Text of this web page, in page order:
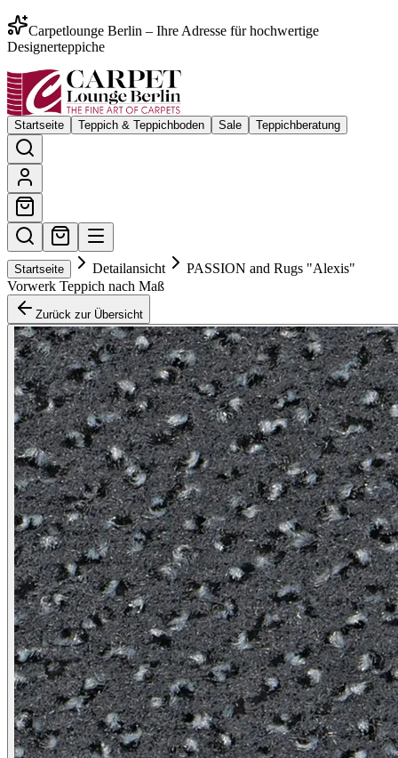
Carpetlounge Berlin – Ihre Adresse für hochwertige
Designerteppiche
Startseite Teppich & Teppichboden Sale Teppichberatung
Startseite Detailansicht
PASSION and Rugs "Alexis"
Vorwerk Teppich nach Maß
Zurück zur Übersicht